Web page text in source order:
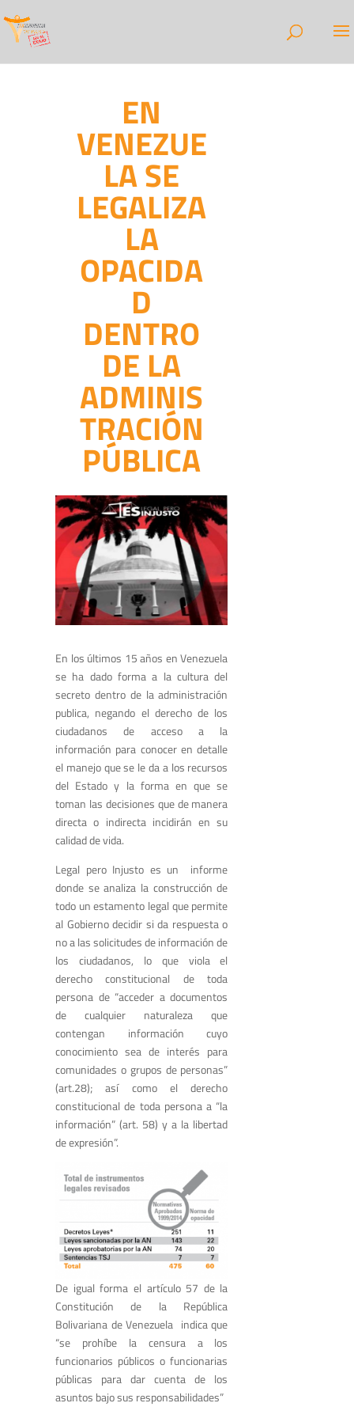
EN
VENEZUE
LA SE
LEGALIZA
LA
OPACIDA
D
DENTRO
DE LA
ADMINIS
TRACIÓN
PÚBLICA
En los últimos 15 años en Venezuela
se ha dado forma a la cultura del
secreto dentro de la administración
publica, negando el derecho de los
ciudadanos de acceso a la
información para conocer en detalle
el manejo que se le da a los recursos
del Estado y la forma en que se
toman las decisiones que de manera
directa o indirecta incidirán en su
calidad de vida.
Legal pero Injusto es un informe
donde se analiza la construcción de
todo un estamento legal que permite
al Gobierno decidir si da respuesta o
no a las solicitudes de información de
los ciudadanos, lo que viola el
derecho constitucional de toda
persona de “acceder a documentos
de cualquier naturaleza que
contengan información cuyo
conocimiento sea de interés para
comunidades o grupos de personas”
(art.28); así como el derecho
constitucional de toda persona a “la
información” (art. 58) y a la libertad
de expresión”.
De igual forma el artículo 57 de la
Constitución de la República
Bolivariana de Venezuela indica que
“se prohíbe la censura a los
funcionarios públicos o funcionarias
públicas para dar cuenta de los
asuntos bajo sus responsabilidades”